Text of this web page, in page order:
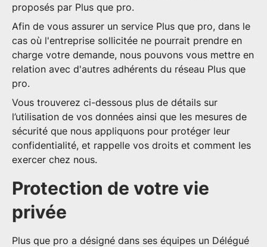
proposés par Plus que pro.
Afin de vous assurer un service Plus que pro, dans le
cas où l'entreprise sollicitée ne pourrait prendre en
charge votre demande, nous pouvons vous mettre en
relation avec d'autres adhérents du réseau Plus que
pro.
Vous trouverez ci-dessous plus de détails sur
l’utilisation de vos données ainsi que les mesures de
sécurité que nous appliquons pour protéger leur
confidentialité, et rappelle vos droits et comment les
exercer chez nous.
Protection de votre vie
privée
Plus que pro a désigné dans ses équipes un Délégué